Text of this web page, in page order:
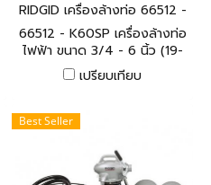
RIDGID เครื่องล้างท่อ 66512 -
K60SP
66512 - K60SP เครื่องล้างท่อ
ไฟฟ้า ขนาด 3/4 - 6 นิ้ว (19-
150 มม.) พร้อมอุปกรณ์ A12,
A60-12 ริดยิท "RIDGID" สินค้า
เปรียบเทียบ
Best Seller